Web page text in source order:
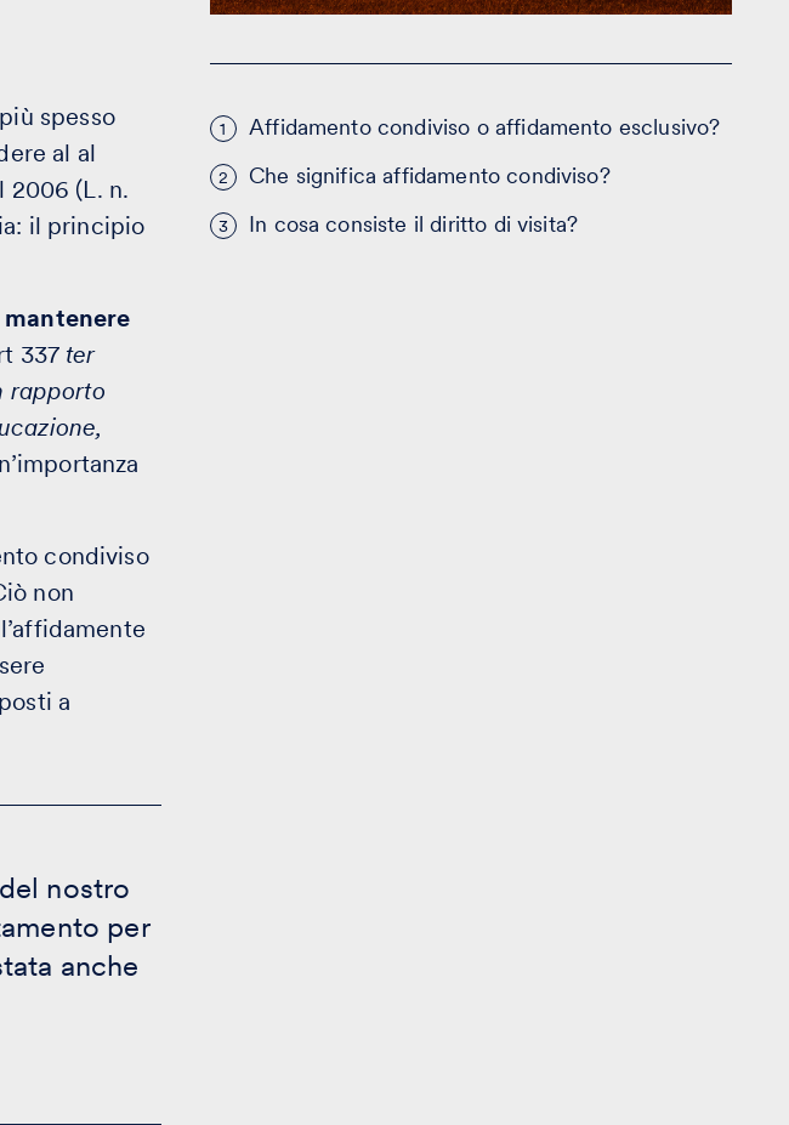
1 Affidamento condiviso o affidamento esclusivo?
2 Che significa affidamento condiviso?
3 In cosa consiste il diritto di visita?
spesso
al al
2006 (L. n.
il principio
337 ter
rapporto
condiviso
non
a
nostro
per
anche